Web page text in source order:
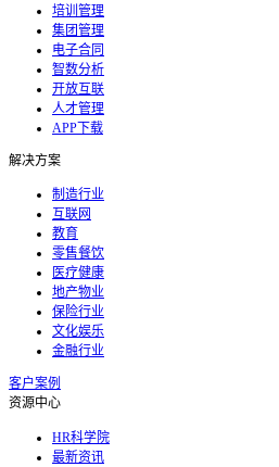
培训管理
集团管理
电子合同
智数分析
开放互联
人才管理
APP下载
解决方案
制造行业
互联网
教育
零售餐饮
医疗健康
地产物业
保险行业
文化娱乐
金融行业
客户案例
资源中心
HR科学院
最新资讯